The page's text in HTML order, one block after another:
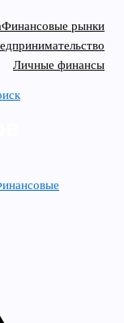
Финансовые рынки
Личные финансы